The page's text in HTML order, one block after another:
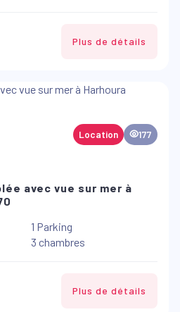
Plus de détails
Location 177
avec vue sur mer à
1 Parking
3 chambres
Plus de détails